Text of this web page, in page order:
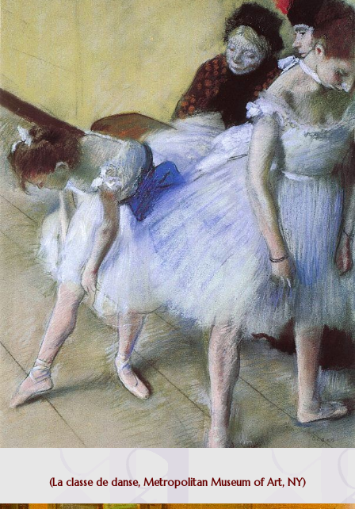
(La classe de danse, Metropolitan Museum of Art, NY)